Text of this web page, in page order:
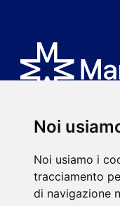
Noi
Noi usiamo i
tracciamento
di navigazione
È un brand di MK spa.
Via Ciro Menotti, 77
20017 Rho (MI)
P.IVA 08593920963